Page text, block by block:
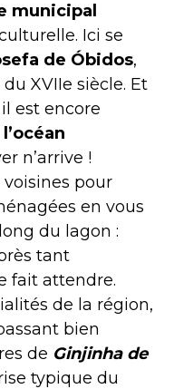
municipal
Ici se
de Óbidos,
XVIIe siècle. Et
est encore
l’océan
n’arrive !
pour
en vous
du lagon :
tant
fait attendre.
de la région,
bien
de Ginjinha de
typique du